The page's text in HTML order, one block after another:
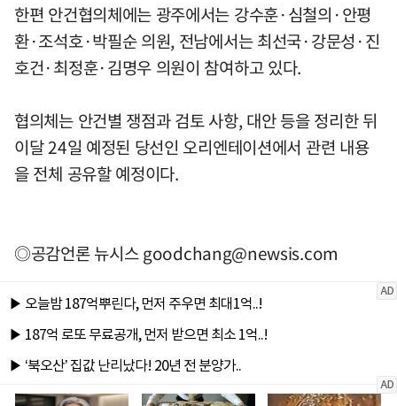
한편 안건협의체에는 광주에서는 강수훈·심철의·안평
환·조석호·박필순 의원, 전남에서는 최선국·강문성·진
호건·최정훈·김명우 의원이 참여하고 있다.
협의체는 안건별 쟁점과 검토 사항, 대안 등을 정리한 뒤
이달 24일 예정된 당선인 오리엔테이션에서 관련 내용
을 전체 공유할 예정이다.
◎공감언론 뉴시스goodchang@newsis.com